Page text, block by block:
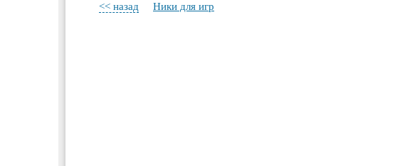
<< назад Ники для игр